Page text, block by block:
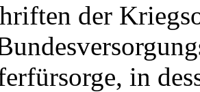
der
in